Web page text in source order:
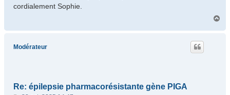
cordialement Sophie.
Modérateur
Re: épilepsie pharmacorésistante gène PIGA